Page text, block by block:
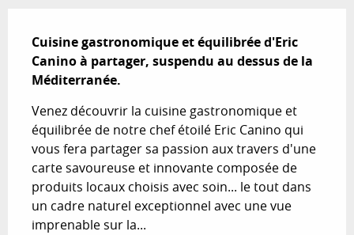
Cuisine gastronomique et équilibrée d'Eric
Canino à partager, suspendu au dessus de la
Méditerranée.
Venez découvrir la cuisine gastronomique et
équilibrée de notre chef étoilé Eric Canino qui
vous fera partager sa passion aux travers d'une
carte savoureuse et innovante composée de
produits locaux choisis avec soin... le tout dans
un cadre naturel exceptionnel avec une vue
imprenable sur la...